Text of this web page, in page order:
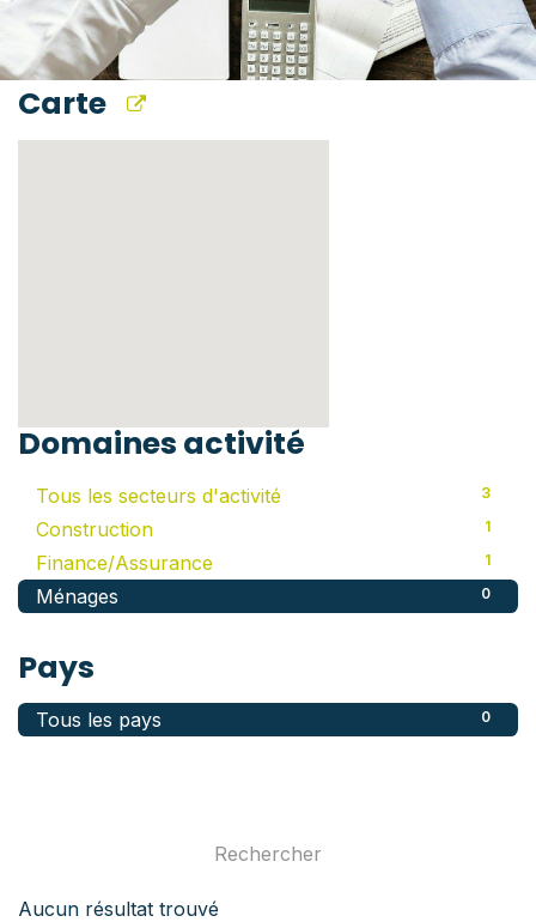
Carte
Domaines activité
3
Tous les secteurs d'activité
1
Construction
1
Finance/Assurance
0
Ménages
Pays
0
Tous les pays
Aucun résultat trouvé